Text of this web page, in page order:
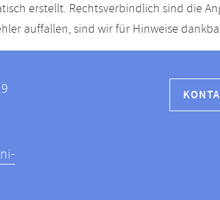
erstellt. Rechtsverbindlich sind die
auffallen, sind wir für Hinweise